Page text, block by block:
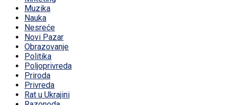
Muzika
Nauka
Nesreće
Novi Pazar
Obrazovanje
Politika
Poljoprivreda
Priroda
Privreda
Rat u Ukrajini